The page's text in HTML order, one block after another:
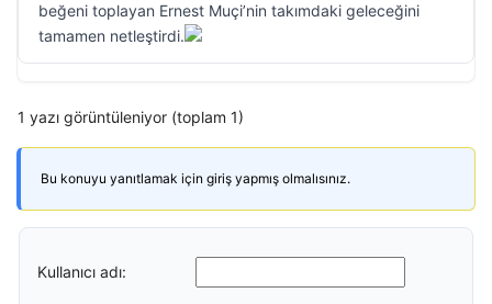
beğeni toplayan Ernest Muçi’nin takımdaki geleceğini
tamamen netleştirdi.
1 yazı görüntüleniyor (toplam 1)
Bu konuyu yanıtlamak için giriş yapmış olmalısınız.
Kullanıcı adı: